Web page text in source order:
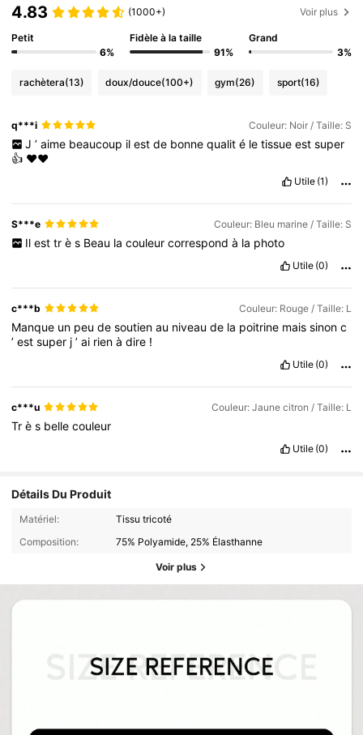
4.83 (1000+) Voir plus
Petit
6%
Fidèle à la taille
91%
Grand
3%
rachètera(13) doux/douce(100+) gym(26) sport(16)
q***i Couleur: Noir / Taille: S
J ’ aime beaucoup il est de bonne qualit é le tissue est super
👍 ❤️❤️
Utile (1)
S***e Couleur: Bleu marine / Taille: S
Il est tr è s Beau la couleur correspond à la photo
Utile (0)
c***b Couleur: Rouge / Taille: L
Manque un peudesoutienau niveaude la poitrine maissinonc
’estsuper j’ai rienàdire !
Utile (0)
c***u Couleur: Jaune citron / Taille: L
Très bellecouleur
Utile (0)
Détails Du Produit
Matériel:
Tissu tricoté
Composition:
75% Polyamide, 25% Élasthanne
Voir plus